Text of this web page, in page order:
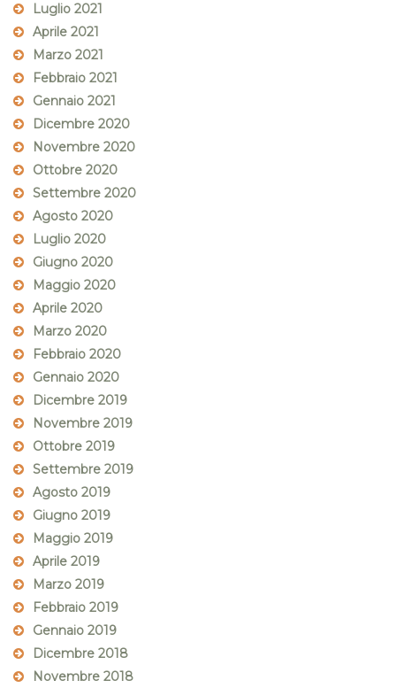
Luglio 2021
Aprile 2021
Marzo 2021
Febbraio 2021
Gennaio 2021
Dicembre 2020
Novembre 2020
Ottobre 2020
Settembre 2020
Agosto 2020
Luglio 2020
Giugno 2020
Maggio 2020
Aprile 2020
Marzo 2020
Febbraio 2020
Gennaio 2020
Dicembre 2019
Novembre 2019
Ottobre 2019
Settembre 2019
Agosto 2019
Giugno 2019
Maggio 2019
Aprile 2019
Marzo 2019
Febbraio 2019
Gennaio 2019
Dicembre 2018
Novembre 2018